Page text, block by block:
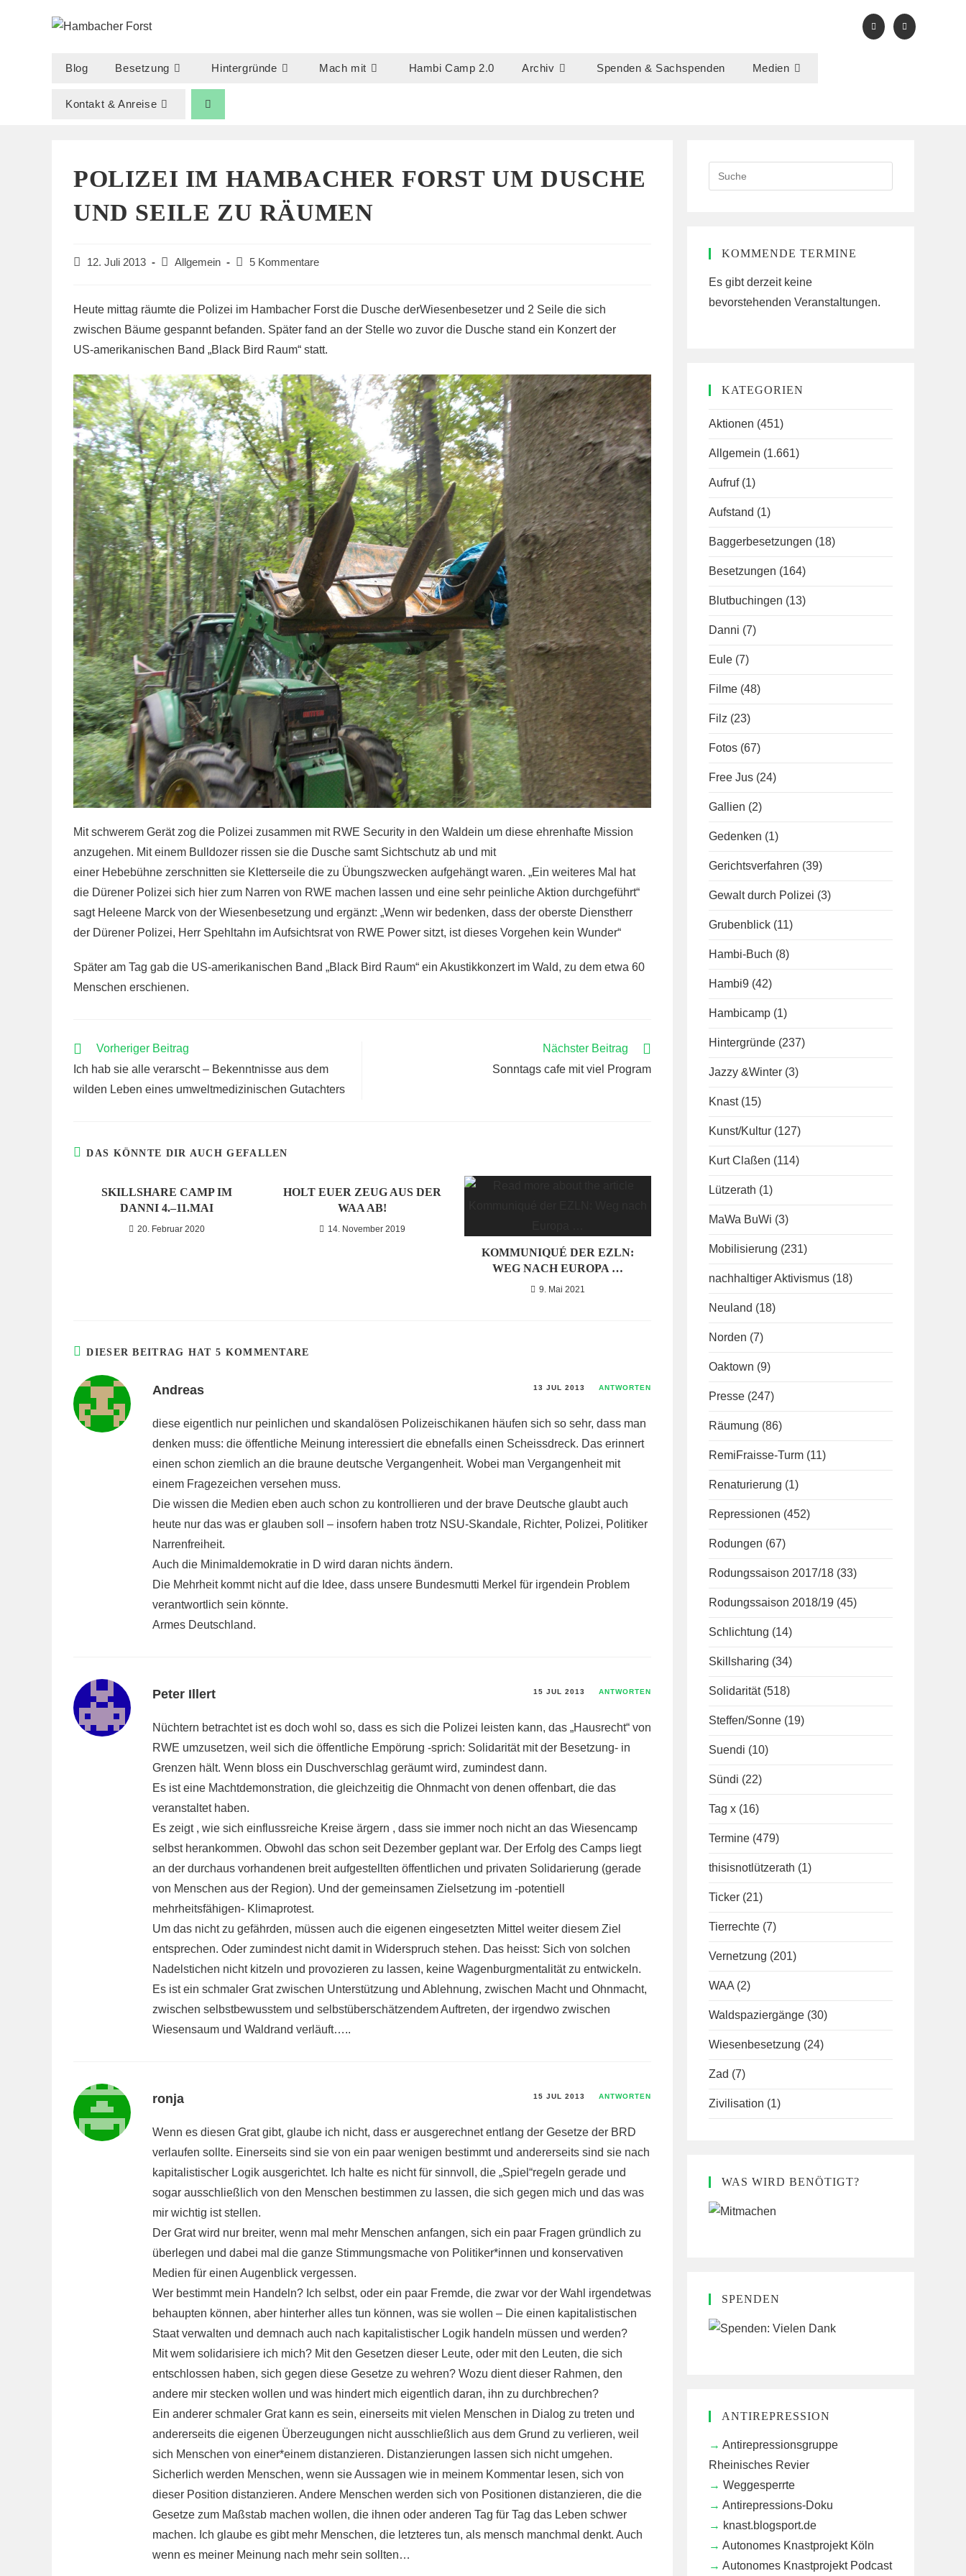
Blog Besetzung Hintergründe Mach mit Hambi Camp 2.0 Archiv Spenden & Sachspenden Medien
Kontakt & Anreise
POLIZEI IM HAMBACHER FORST UM DUSCHE
UND SEILE ZU RÄUMEN
Beitrag
12. Juli 2013
Beitrags-
Allgemein
Beitrags-
5 Kommentare
Heute mittag räumte die Polizei im Hambacher Forst die Dusche derWiesenbesetzer und 2 Seile die sich
zwischen Bäume gespannt befanden. Später fand an der Stelle wo zuvor die Dusche stand ein Konzert der
US-amerikanischen Band „Black Bird Raum“ statt.
Mit schwerem Gerät zog die Polizei zusammen mit RWE Security in den Waldein um diese ehrenhafte Mission
anzugehen. Mit einem Bulldozer rissen sie die Dusche samt Sichtschutz ab und mit
einer Hebebühne zerschnitten sie Kletterseile die zu Übungszwecken aufgehängt waren. „Ein weiteres Mal hat
die Dürener Polizei sich hier zum Narren von RWE machen lassen und eine sehr peinliche Aktion durchgeführt“
sagt Heleene Marck von der Wiesenbesetzung und ergänzt: „Wenn wir bedenken, dass der oberste Dienstherr
der Dürener Polizei, Herr Spehltahn im Aufsichtsrat von RWE Power sitzt, ist dieses Vorgehen kein Wunder“
Später am Tag gab die US-amerikanischen Band „Black Bird Raum“ ein Akustikkonzert im Wald, zu dem etwa 60
Menschen erschienen.
WEITERE
ANSEHEN
Vorheriger Beitrag
Ich hab sie alle verarscht – Bekenntnisse aus dem
wilden Leben eines umweltmedizinischen Gutachters
Nächster Beitrag
Sonntags cafe mit viel Program
DAS KÖNNTE DIR AUCH GEFALLEN
SKILLSHARE CAMP IM
DANNI 4.–11.MAI
20. Februar 2020
HOLT EUER ZEUG AUS DER
WAA AB!
14. November 2019
KOMMUNIQUÉ DER EZLN:
WEG NACH EUROPA …
9. Mai 2021
DIESER BEITRAG HAT 5 KOMMENTARE
Andreas 13 JUL 2013 ANTWORTEN
diese eigentlich nur peinlichen und skandalösen Polizeischikanen häufen sich so sehr, dass man
denken muss: die öffentliche Meinung interessiert die ebnefalls einen Scheissdreck. Das erinnert
einen schon ziemlich an die braune deutsche Vergangenheit. Wobei man Vergangenheit mit
einem Fragezeichen versehen muss.
Die wissen die Medien eben auch schon zu kontrollieren und der brave Deutsche glaubt auch
heute nur das was er glauben soll – insofern haben trotz NSU-Skandale, Richter, Polizei, Politiker
Narrenfreiheit.
Auch die Minimaldemokratie in D wird daran nichts ändern.
Die Mehrheit kommt nicht auf die Idee, dass unsere Bundesmutti Merkel für irgendein Problem
verantwortlich sein könnte.
Armes Deutschland.
Peter Illert 15 JUL 2013 ANTWORTEN
Nüchtern betrachtet ist es doch wohl so, dass es sich die Polizei leisten kann, das „Hausrecht“ von
RWE umzusetzen, weil sich die öffentliche Empörung -sprich: Solidarität mit der Besetzung- in
Grenzen hält. Wenn bloss ein Duschverschlag geräumt wird, zumindest dann.
Es ist eine Machtdemonstration, die gleichzeitig die Ohnmacht von denen offenbart, die das
veranstaltet haben.
Es zeigt , wie sich einflussreiche Kreise ärgern , dass sie immer noch nicht an das Wiesencamp
selbst herankommen. Obwohl das schon seit Dezember geplant war. Der Erfolg des Camps liegt
an der durchaus vorhandenen breit aufgestellten öffentlichen und privaten Solidarierung (gerade
von Menschen aus der Region). Und der gemeinsamen Zielsetzung im -potentiell
mehrheitsfähigen- Klimaprotest.
Um das nicht zu gefährden, müssen auch die eigenen eingesetzten Mittel weiter diesem Ziel
entsprechen. Oder zumindest nicht damit in Widerspruch stehen. Das heisst: Sich von solchen
Nadelstichen nicht kitzeln und provozieren zu lassen, keine Wagenburgmentalität zu entwickeln.
Es ist ein schmaler Grat zwischen Unterstützung und Ablehnung, zwischen Macht und Ohnmacht,
zwischen selbstbewusstem und selbstüberschätzendem Auftreten, der irgendwo zwischen
Wiesensaum und Waldrand verläuft…..
ronja 15 JUL 2013 ANTWORTEN
Wenn es diesen Grat gibt, glaube ich nicht, dass er ausgerechnet entlang der Gesetze der BRD
verlaufen sollte. Einerseits sind sie von ein paar wenigen bestimmt und andererseits sind sie nach
kapitalistischer Logik ausgerichtet. Ich halte es nicht für sinnvoll, die „Spiel“regeln gerade und
sogar ausschließlich von den Menschen bestimmen zu lassen, die sich gegen mich und das was
mir wichtig ist stellen.
Der Grat wird nur breiter, wenn mal mehr Menschen anfangen, sich ein paar Fragen gründlich zu
überlegen und dabei mal die ganze Stimmungsmache von Politiker*innen und konservativen
Medien für einen Augenblick vergessen.
Wer bestimmt mein Handeln? Ich selbst, oder ein paar Fremde, die zwar vor der Wahl irgendetwas
behaupten können, aber hinterher alles tun können, was sie wollen – Die einen kapitalistischen
Staat verwalten und demnach auch nach kapitalistischer Logik handeln müssen und werden?
Mit wem solidarisiere ich mich? Mit den Gesetzen dieser Leute, oder mit den Leuten, die sich
entschlossen haben, sich gegen diese Gesetze zu wehren? Wozu dient dieser Rahmen, den
andere mir stecken wollen und was hindert mich eigentlich daran, ihn zu durchbrechen?
Ein anderer schmaler Grat kann es sein, einerseits mit vielen Menschen in Dialog zu treten und
andererseits die eigenen Überzeugungen nicht ausschließlich aus dem Grund zu verlieren, weil
sich Menschen von einer*einem distanzieren. Distanzierungen lassen sich nicht umgehen.
Sicherlich werden Menschen, wenn sie Aussagen wie in meinem Kommentar lesen, sich von
dieser Position distanzieren. Andere Menschen werden sich von Positionen distanzieren, die die
Gesetze zum Maßstab machen wollen, die ihnen oder anderen Tag für Tag das Leben schwer
machen. Ich glaube es gibt mehr Menschen, die letzteres tun, als mensch manchmal denkt. Auch
wenn es meiner Meinung nach mehr sein sollten…
this
KOMMENDE TERMINE
Es gibt derzeit keine
bevorstehenden Veranstaltungen.
KATEGORIEN
Aktionen (451)
Allgemein (1.661)
Aufruf (1)
Aufstand (1)
Baggerbesetzungen (18)
Besetzungen (164)
Blutbuchingen (13)
Danni (7)
Eule (7)
Filme (48)
Filz (23)
Fotos (67)
Free Jus (24)
Gallien (2)
Gedenken (1)
Gerichtsverfahren (39)
Gewalt durch Polizei (3)
Grubenblick (11)
Hambi-Buch (8)
Hambi9 (42)
Hambicamp (1)
Hintergründe (237)
Jazzy &Winter (3)
Knast (15)
Kunst/Kultur (127)
Kurt Claßen (114)
Lützerath (1)
MaWa BuWi (3)
Mobilisierung (231)
nachhaltiger Aktivismus (18)
Neuland (18)
Norden (7)
Oaktown (9)
Presse (247)
Räumung (86)
RemiFraisse-Turm (11)
Renaturierung (1)
Repressionen (452)
Rodungen (67)
Rodungssaison 2017/18 (33)
Rodungssaison 2018/19 (45)
Schlichtung (14)
Skillsharing (34)
Solidarität (518)
Steffen/Sonne (19)
Suendi (10)
Sündi (22)
Tag x (16)
Termine (479)
thisisnotlützerath (1)
Ticker (21)
Tierrechte (7)
Vernetzung (201)
WAA (2)
Waldspaziergänge (30)
Wiesenbesetzung (24)
Zad (7)
Zivilisation (1)
WAS WIRD BENÖTIGT?
SPENDEN
ANTIREPRESSION
Antirepressionsgruppe
Rheinisches Revier
Weggesperrte
Antirepressions-Doku
knast.blogsport.de
Autonomes Knastprojekt Köln
Autonomes Knastprojekt Podcast